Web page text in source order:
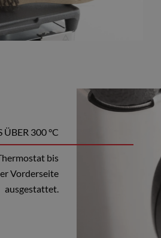
ÜBER 300 °C
bis
Vorderseite
ausgestattet.